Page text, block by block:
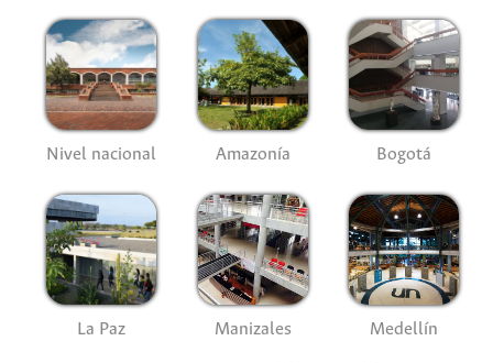
Nivel nacional Amazonía Bogotá
La Paz Manizales Medellín